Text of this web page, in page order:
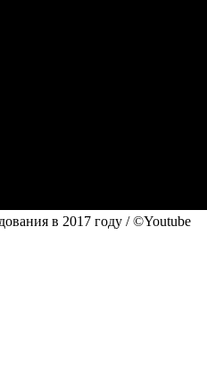
в 2017 году / ©Youtube